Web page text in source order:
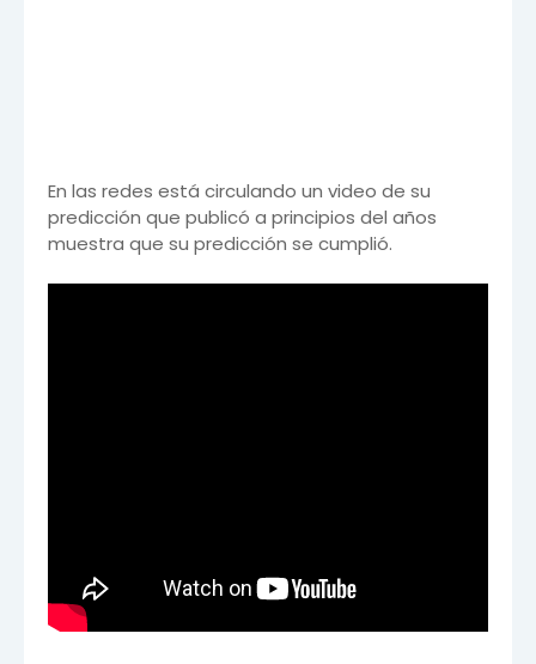
En las redes está circulando un video de su
predicción que publicó a principios del años
muestra que su predicción se cumplió.